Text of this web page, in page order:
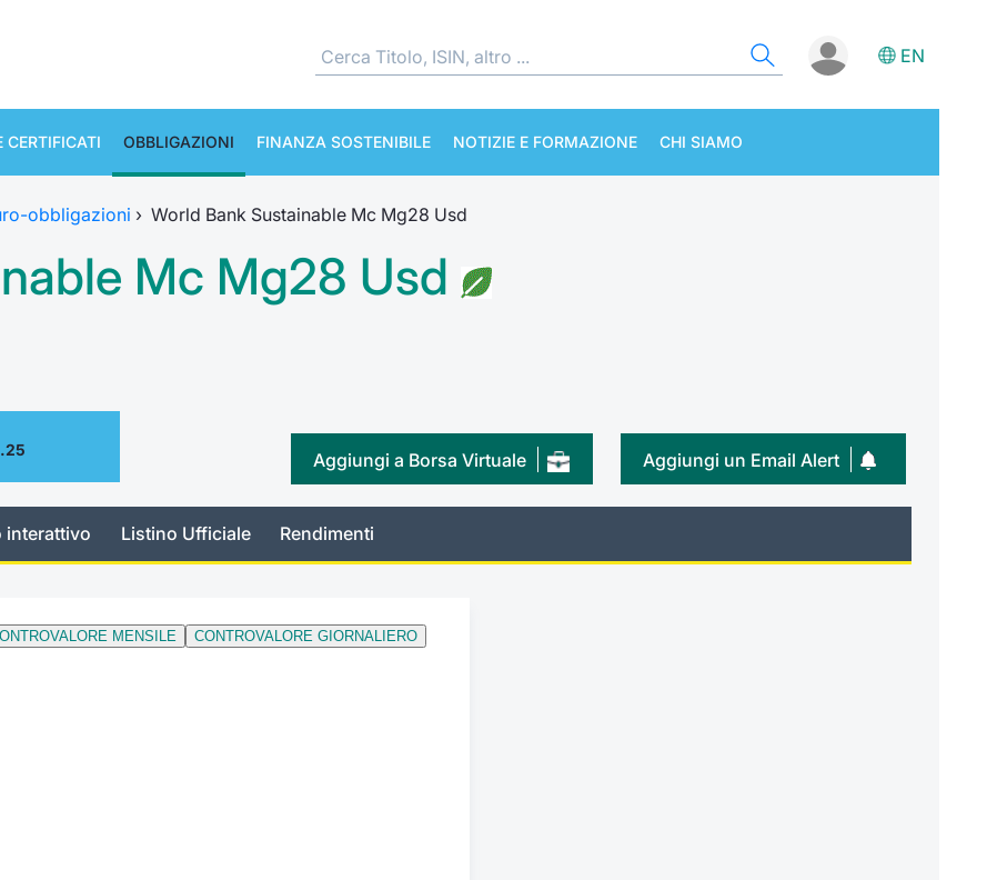
EN
CERTIFICATI OBBLIGAZIONI FINANZA SOSTENIBILE NOTIZIE E FORMAZIONE CHI SIAMO
obbligazioni › World Bank Sustainable Mc Mg28 Usd
Mc Mg28 Usd
Aggiungi un Email Alert
Aggiungi a Borsa Virtuale
interattivo Listino Ufficiale Rendimenti